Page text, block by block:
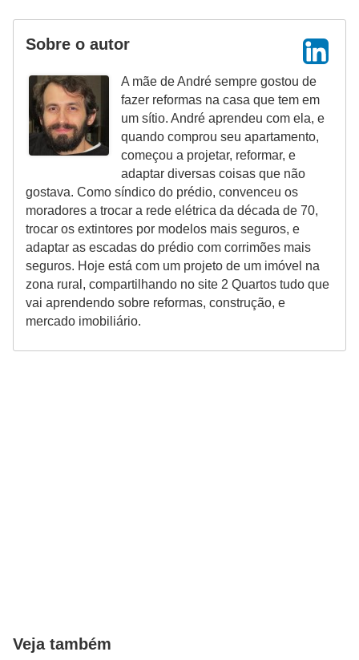
Sobre o autor
A mãe de André sempre gostou de
fazer reformas na casa que tem em
um sítio. André aprendeu com ela, e
quando comprou seu apartamento,
começou a projetar, reformar, e
adaptar diversas coisas que não
gostava. Como síndico do prédio, convenceu os
moradores a trocar a rede elétrica da década de 70,
trocar os extintores por modelos mais seguros, e
adaptar as escadas do prédio com corrimões mais
seguros. Hoje está com um projeto de um imóvel na
zona rural, compartilhando no site 2 Quartos tudo que
vai aprendendo sobre reformas, construção, e
mercado imobiliário.
Veja também